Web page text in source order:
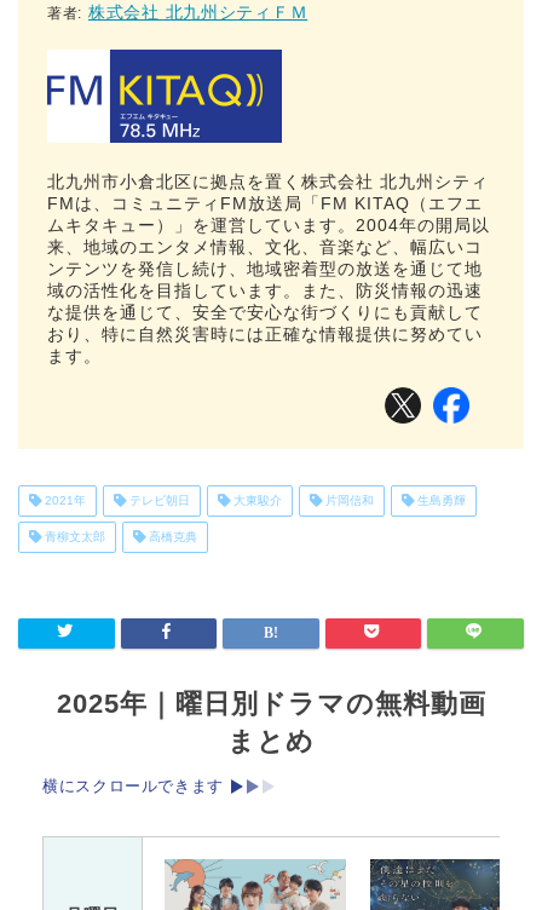
著者: 株式会社 北九州シティＦＭ
北九州市小倉北区に拠点を置く株式会社 北九州シティ
FMは、コミュニティFM放送局「FM KITAQ（エフエ
ムキタキュー）」を運営しています。2004年の開局以
来、地域のエンタメ情報、文化、音楽など、幅広いコ
ンテンツを発信し続け、地域密着型の放送を通じて地
域の活性化を目指しています。また、防災情報の迅速
な提供を通じて、安全で安心な街づくりにも貢献して
おり、特に自然災害時には正確な情報提供に努めてい
ます。
2021年 テレビ朝日 大東駿介 片岡信和 生島勇輝
青柳文太郎 高橋克典
2025年｜曜日別ドラマの無料動画
まとめ
横にスクロールできます